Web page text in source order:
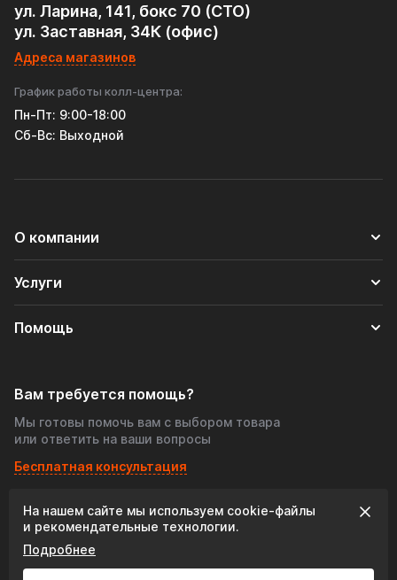
ул. Ларина, 141, бокс 70 (СТО)
ул. Заставная, 34К (офис)
Адреса магазинов
График работы колл-центра:
Пн-Пт: 9:00-18:00
Cб-Вс: Выходной
О компании
Услуги
Помощь
Вам требуется помощь?
Мы готовы помочь вам с выбором товара
или ответить на ваши вопросы
Бесплатная консультация
© 2026 «Tofris-shop», Все права защищены
На нашем сайте мы используем cookie‑файлы
и рекомендательные технологии.
Подробнее